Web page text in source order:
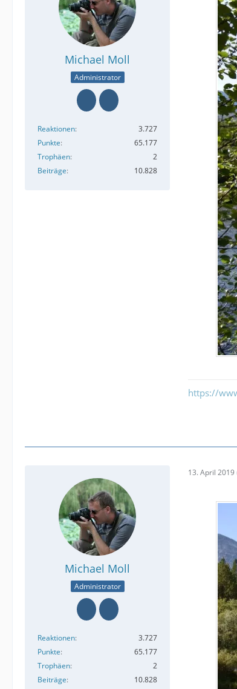
Michael Moll
Administrator
Reaktionen
3.727
Punkte
65.177
Trophäen
2
Beiträge
10.828
https://
Michael Moll
Administrator
Reaktionen
3.727
Punkte
65.177
Trophäen
2
Beiträge
10.828
13. April 2019